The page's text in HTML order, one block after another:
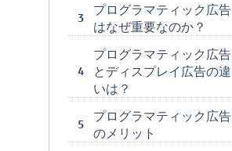
3
プログラマティック広告
はなぜ重要なのか？
4
プログラマティック広告
とディスプレイ広告の違
いは？
5
プログラマティック広告
のメリット